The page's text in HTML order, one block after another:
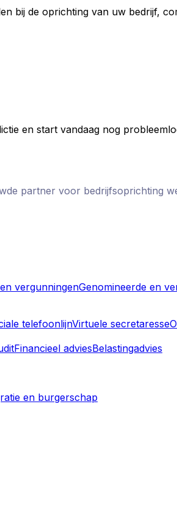
bij de oprichting van uw bedrijf,
en start vandaag nog
partner voor bedrijfsoprichting
vergunningenGenomineerde en
telefoonlijnVirtuele secretaresse
Financieel adviesBelastingadvies
en burgerschap